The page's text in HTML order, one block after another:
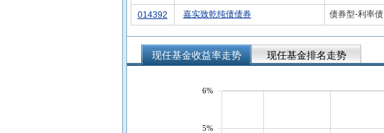
014392 嘉实致乾纯债债券 债券型-利率债
现任基金收益率走势 现任基金排名走势
5%
6%